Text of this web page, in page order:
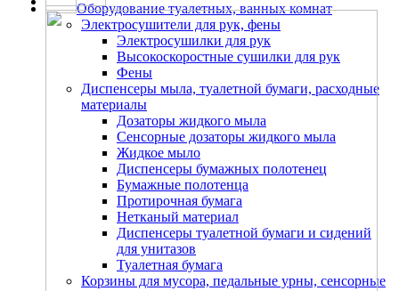
Оборудование туалетных, ванных комнат
Электросушители для рук, фены
Электросушилки для рук
Высокоскоростные сушилки для рук
Фены
Диспенсеры мыла, туалетной бумаги, расходные
материалы
Дозаторы жидкого мыла
Сенсорные дозаторы жидкого мыла
Жидкое мыло
Диспенсеры бумажных полотенец
Бумажные полотенца
Протирочная бумага
Нетканый материал
Диспенсеры туалетной бумаги и сидений
для унитазов
Туалетная бумага
Корзины для мусора, педальные урны, сенсорные